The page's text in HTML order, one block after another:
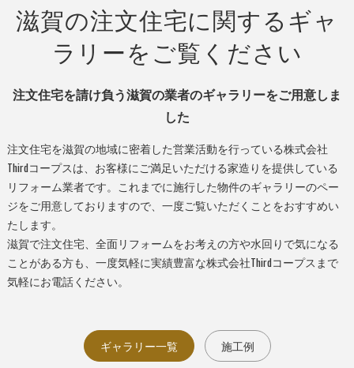
滋賀の注文住宅に関するギャ
ラリーをご覧ください
注文住宅を請け負う滋賀の業者のギャラリーをご用意しま
した
注文住宅を滋賀の地域に密着した営業活動を行っている株式会社
Thirdコープスは、お客様にご満足いただける家造りを提供している
リフォーム業者です。これまでに施行した物件のギャラリーのペー
ジをご用意しておりますので、一度ご覧いただくことをおすすめい
たします。
滋賀で注文住宅、全面リフォームをお考えの方や水回りで気になる
ことがある方も、一度気軽に実績豊富な株式会社Thirdコープスまで
気軽にお電話ください。
ギャラリー一覧 施工例